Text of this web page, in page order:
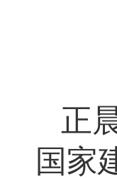
正
国家